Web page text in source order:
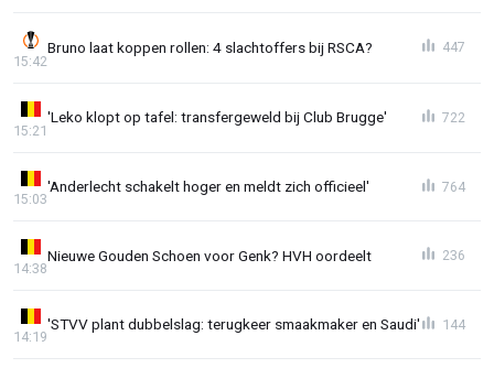
Bruno laat koppen rollen: 4 slachtoffers bij RSCA?
15:42
447
'Leko klopt op tafel: transfergeweld bij Club Brugge'
15:21
722
'Anderlecht schakelt hoger en meldt zich officieel'
15:03
764
Nieuwe Gouden Schoen voor Genk? HVH oordeelt
14:38
236
'STVV plant dubbelslag: terugkeer smaakmaker en Saudi'
14:19
144